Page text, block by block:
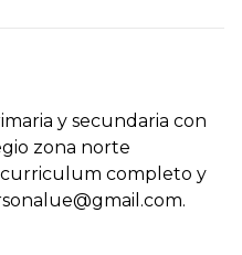
y secundaria con
zona norte
curriculum completo y